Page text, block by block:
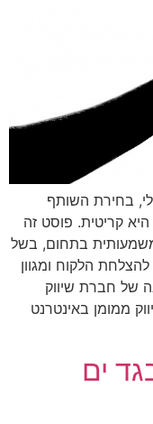
בחירת השותף
קריטית. פוסט זה
בתחום, בשל
הלקוח ומגוון
של חברת שיווק
ממומן באינטרנט
ים